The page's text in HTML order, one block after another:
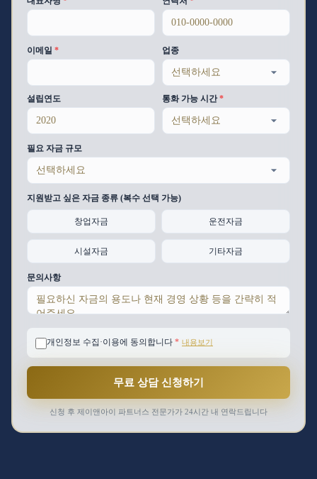
이메일 * 업종
설립연도 통화 가능 시간 *
필요 자금 규모
지원받고 싶은 자금 종류 (복수 선택 가능)
창업자금 운전자금
시설자금 기타자금
문의사항
개인정보 수집·이용에 동의합니다 * 내용보기
무료 상담 신청하기
신청 후 제이앤아이 파트너스 전문가가 24시간 내 연락드립니다